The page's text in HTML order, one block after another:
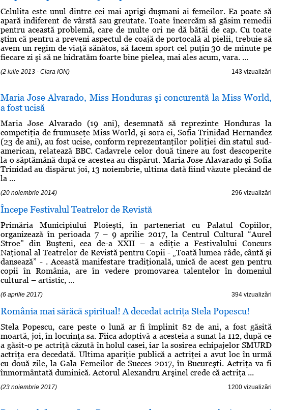
Celulita este unul dintre cei mai aprigi duşmani ai femeilor. Ea poate să
apară indiferent de vârstă sau greutate. Toate încercăm să găsim remedii
pentru această problemă, care de multe ori ne dă bătăi de cap. Cu toate
ştim că pentru a preveni aspectul de coajă de portocală al pielii, trebuie să
avem un regim de viaţă sănătos, să facem sport cel puţin 30 de minute pe
fiecare zi şi să ne hidratăm foarte bine pielea, mai ales acum, vara. ...
(2 iulie 2013 - Clara ION) 143 vizualizări
Maria Jose Alvarado, Miss Honduras şi concurentă la Miss World,
a fost ucisă
Maria Jose Alvarado (19 ani), desemnată să reprezinte Honduras la
competiţia de frumuseţe Miss World, şi sora ei, Sofia Trinidad Hernandez
(23 de ani), au fost ucise, conform reprezentanţilor poliţiei din statul sud-
american, relatează BBC. Cadavrele celor două tinere au fost descoperite
la o săptămână după ce acestea au dispărut. Maria Jose Alavarado şi Sofia
Trinidad au dispărut joi, 13 noiembrie, ultima dată fiind văzute plecând de
la ...
(20 noiembrie 2014) 296 vizualizări
Începe Festivalul Teatrelor de Revistă
Primăria Municipiului Ploieşti, în parteneriat cu Palatul Copiilor,
organizează în perioada 7 – 9 aprilie 2017, la Centrul Cultural “Aurel
Stroe” din Buşteni, cea de-a XXII – a ediţie a Festivalului Concurs
Naţional al Teatrelor de Revistă pentru Copii - „Toată lumea râde, cântă şi
dansează” - . Această manifestare tradiţională, unică de acest gen pentru
copii în România, are în vedere promovarea talentelor în domeniul
cultural – artistic, ...
(6 aprilie 2017) 394 vizualizări
România mai sărăcă spiritual! A decedat actriţa Stela Popescu!
Stela Popescu, care peste o lună ar fi împlinit 82 de ani, a fost găsită
moartă, joi, în locuinţa sa. Fiica adoptivă a acesteia a sunat la 112, după ce
a găsit-o pe actriţă căzută în holul casei, iar la sosirea echipajelor SMURD
actriţa era decedată. Ultima apariţie publică a actriţei a avut loc în urmă
cu două zile, la Gala Femeilor de Succes 2017, în Bucureşti. Actriţa va fi
înmormântată duminică. Actorul Alexandru Arşinel crede că actriţa ...
(23 noiembrie 2017) 1200 vizualizări